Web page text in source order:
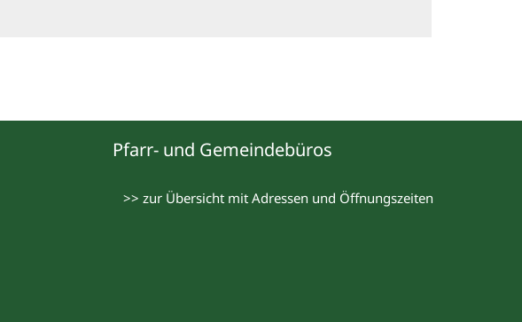
Pfarr- und Gemeindebüros
>> zur Übersicht mit Adressen und Öffnungszeiten